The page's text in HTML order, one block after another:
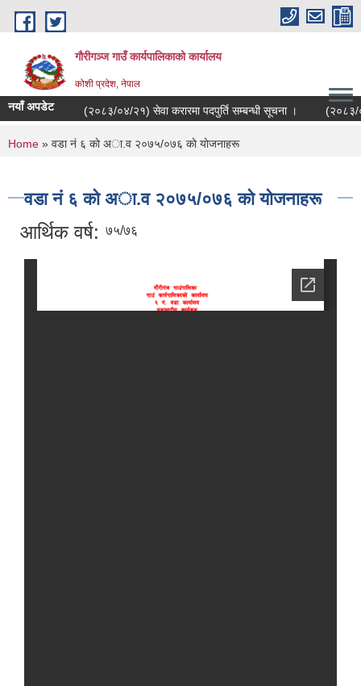
Skip to main content
गौरीगञ्‍ज गाउँ कार्यपालिकाको कार्यालय
कोशी प्रदेश, नेपाल
नयाँ अपडेट (२०८३/०४/२१) सेवा करारमा पदपुर्ति सम्बन्धी सूचना । (२०८३/
You are here
Home » वडा नं ६ काे अा.व २०७५/०७६ काे याेजनाहरू
वडा नं ६ काे अा.व २०७५/०७६ काे याेजनाहरू
आर्थिक वर्ष: ७५/७६